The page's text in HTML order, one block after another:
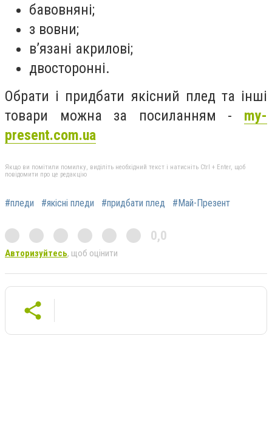
бавовняні;
з вовни;
в’язані акрилові;
двосторонні.
Обрати і придбати якісний плед та інші
товари можна за посиланням - my-
present.com.ua
Якщо ви помітили помилку, виділіть необхідний текст і натисніть Ctrl + Enter, щоб
повідомити про це редакцію
#пледи #якісні пледи #придбати плед #Май-Презент
0,0
Авторизуйтесь, щоб оцінити